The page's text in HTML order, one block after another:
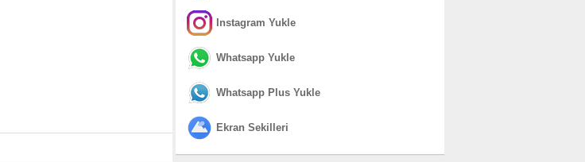
Instagram Yukle
Whatsapp Yukle
Whatsapp Plus Yukle
Ekran Sekilleri